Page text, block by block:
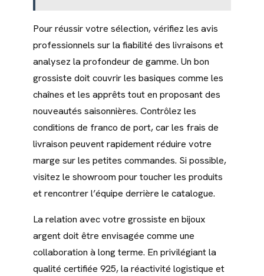
Pour réussir votre sélection, vérifiez les avis
professionnels sur la fiabilité des livraisons et
analysez la profondeur de gamme. Un bon
grossiste doit couvrir les basiques comme les
chaînes et les apprêts tout en proposant des
nouveautés saisonnières. Contrôlez les
conditions de franco de port, car les frais de
livraison peuvent rapidement réduire votre
marge sur les petites commandes. Si possible,
visitez le showroom pour toucher les produits
et rencontrer l’équipe derrière le catalogue.
La relation avec votre grossiste en bijoux
argent doit être envisagée comme une
collaboration à long terme. En privilégiant la
qualité certifiée 925, la réactivité logistique et